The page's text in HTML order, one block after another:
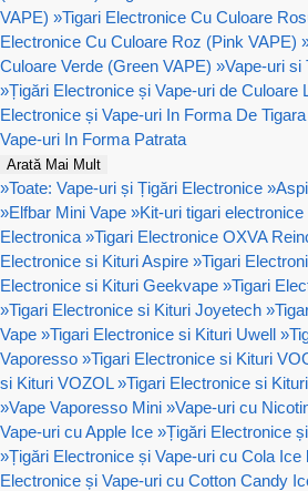
VAPE) »Tigari Electronice Cu Culoare
Electronice Cu Culoare Roz (Pink VAPE)
Culoare Verde (Green VAPE) »Vape-uri si
»Țigări Electronice și Vape-uri de Culoare
Electronice și Vape-uri In Forma De Tigara
Vape-uri In Forma Patrata
Arată Mai Mult
»Toate: Vape-uri și Țigări Electronice »
»Elfbar Mini Vape »Kit-uri tigari electronice
Electronica »Tigari Electronice OXVA
Electronice si Kituri Aspire »Tigari
Electronice si Kituri Geekvape »Tigari
»Tigari Electronice si Kituri Joyetech »
Vape »Tigari Electronice si Kituri Uwell »
Vaporesso »Tigari Electronice si Kituri
si Kituri VOZOL »Tigari Electronice si
»Vape Vaporesso Mini »Vape-uri cu
Vape-uri cu Apple Ice »Țigări Electronice
»Țigări Electronice și Vape-uri cu Cola Ice
Electronice și Vape-uri cu Cotton Candy